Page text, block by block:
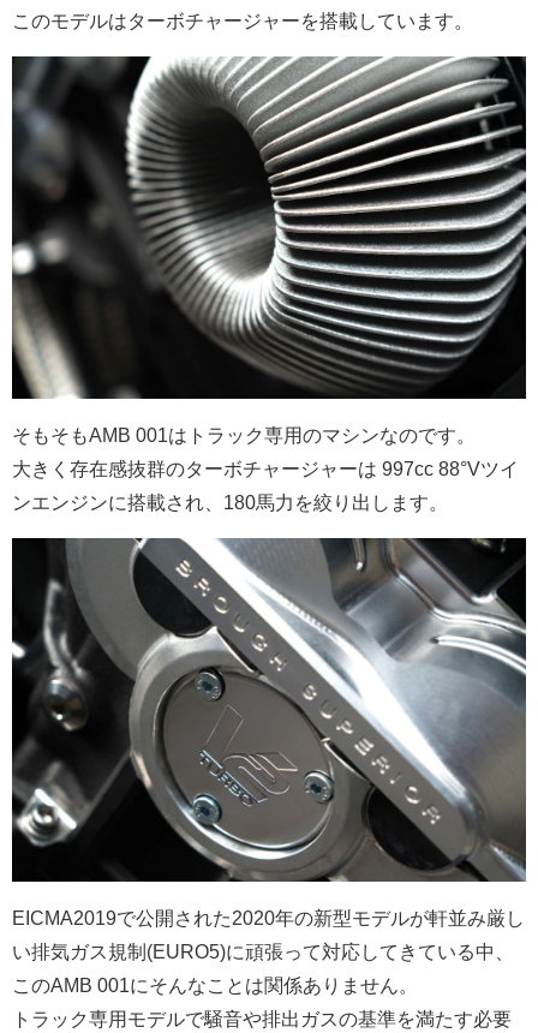
このモデルはターボチャージャーを搭載しています。
そもそもAMB 001はトラック専用のマシンなのです。
大きく存在感抜群のターボチャージャーは 997cc 88°Vツイ
ンエンジンに搭載され、180馬力を絞り出します。
EICMA2019で公開された2020年の新型モデルが軒並み厳し
い排気ガス規制(EURO5)に頑張って対応してきている中、
このAMB 001にそんなことは関係ありません。
トラック専用モデルで騒音や排出ガスの基準を満たす必要